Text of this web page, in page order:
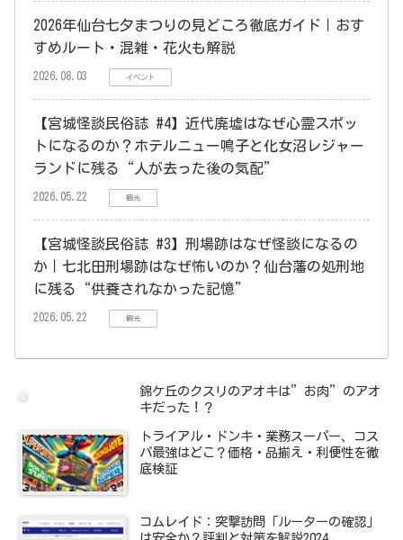
2026年仙台七夕まつりの見どころ徹底ガイド｜おす
すめルート・混雑・花火も解説
2026.08.03 イベント
【宮城怪談民俗誌 #4】近代廃墟はなぜ心霊スポッ
トになるのか？ホテルニュー鳴子と化女沼レジャー
ランドに残る“人が去った後の気配”
2026.05.22 観光
【宮城怪談民俗誌 #3】刑場跡はなぜ怪談になるの
か｜七北田刑場跡はなぜ怖いのか？仙台藩の処刑地
に残る“供養されなかった記憶”
2026.05.22 観光
錦ケ丘のクスリのアオキは”お肉”のアオ
キだった！？
トライアル・ドンキ・業務スーパー、コス
パ最強はどこ？価格・品揃え・利便性を徹
底検証
コムレイド：突撃訪問「ルーターの確認」